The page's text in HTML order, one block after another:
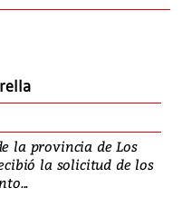
la provincia de Los
la solicitud de los